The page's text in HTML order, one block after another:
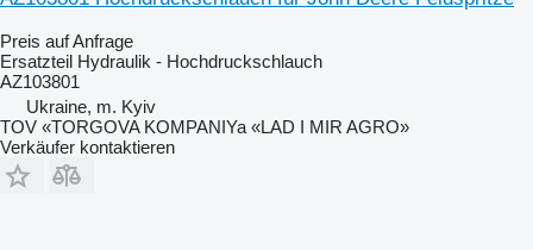
Preis auf Anfrage
Ersatzteil Hydraulik - Hochdruckschlauch
AZ103801
Ukraine, m. Kyiv
TOV «TORGOVA KOMPANIYa «LAD I MIR AGRO»
Verkäufer kontaktieren